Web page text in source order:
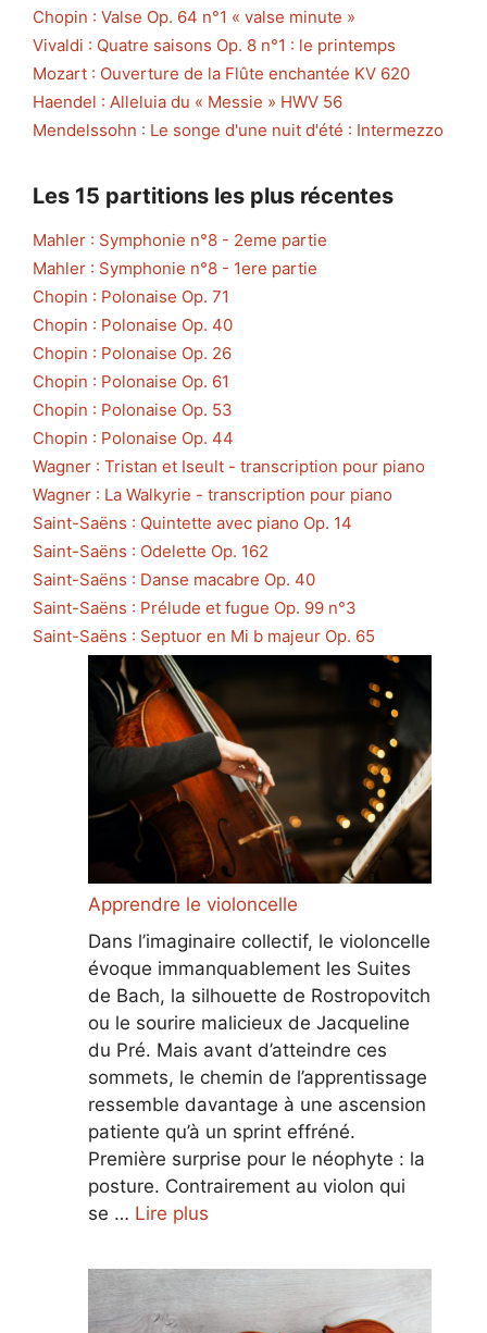
Chopin : Valse Op. 64 n°1 « valse minute »
Vivaldi : Quatre saisons Op. 8 n°1 : le printemps
Mozart : Ouverture de la Flûte enchantée KV 620
Haendel : Alleluia du « Messie » HWV 56
Mendelssohn : Le songe d'une nuit d'été : Intermezzo
Les 15 partitions les plus récentes
Mahler : Symphonie n°8 - 2eme partie
Mahler : Symphonie n°8 - 1ere partie
Chopin : Polonaise Op. 71
Chopin : Polonaise Op. 40
Chopin : Polonaise Op. 26
Chopin : Polonaise Op. 61
Chopin : Polonaise Op. 53
Chopin : Polonaise Op. 44
Wagner : Tristan et Iseult - transcription pour piano
Wagner : La Walkyrie - transcription pour piano
Saint-Saëns : Quintette avec piano Op. 14
Saint-Saëns : Odelette Op. 162
Saint-Saëns : Danse macabre Op. 40
Saint-Saëns : Prélude et fugue Op. 99 n°3
Saint-Saëns : Septuor en Mi b majeur Op. 65
Apprendre le violoncelle
Dans l’imaginaire collectif, le violoncelle
évoque immanquablement les Suites
de Bach, la silhouette de Rostropovitch
ou le sourire malicieux de Jacqueline
du Pré. Mais avant d’atteindre ces
sommets, le chemin de l’apprentissage
ressemble davantage à une ascension
patiente qu’à un sprint effréné.
Première surprise pour le néophyte : la
posture. Contrairement au violon qui
se … Lire plus